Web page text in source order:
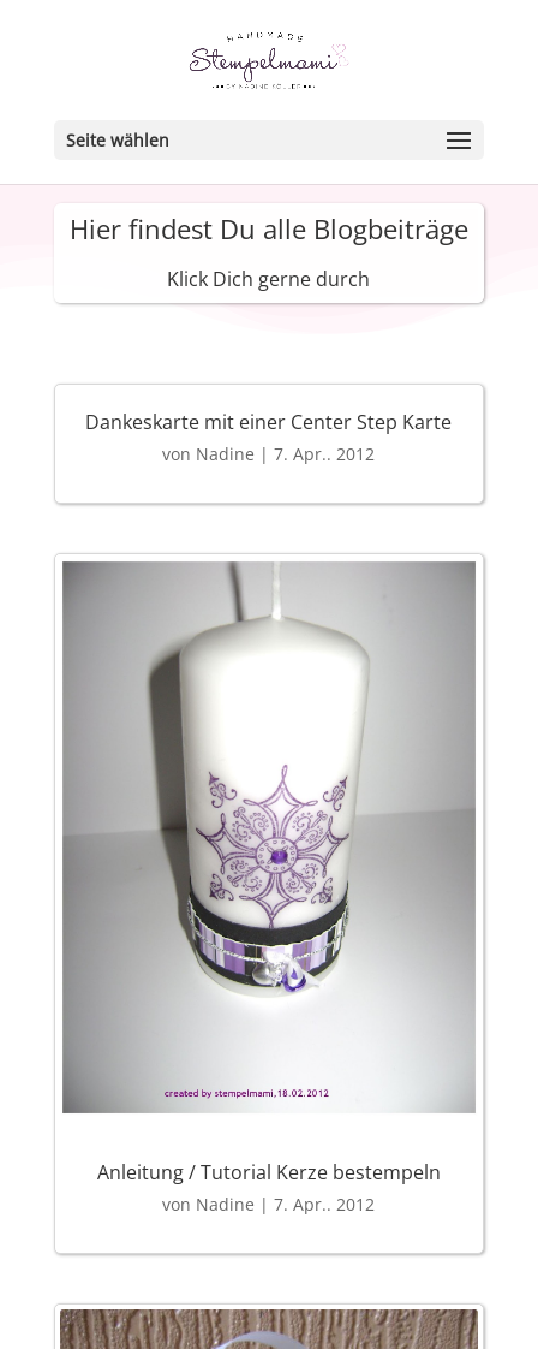
Seite wählen
Hier findest Du alle Blogbeiträge
Klick Dich gerne durch
Dankeskarte mit einer Center Step Karte
von Nadine |7. Apr.. 2012
Anleitung / Tutorial Kerze bestempeln
von Nadine |7. Apr.. 2012